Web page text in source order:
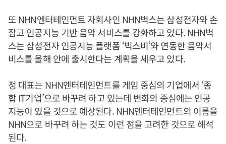
또 NHN엔터테인먼트 자회사인 NHN벅스는 삼성전자와 손
잡고 인공지능 기반 음악 서비스를 강화하고 있다. NHN벅
스는 삼성전자 인공지능 플랫폼 ‘빅스비’와 연동한 음악서
비스를 올해 안에 출시한다는 계획을 세우고 있다.
정 대표는 NHN엔터테인먼트를 게임 중심의 기업에서 ‘종
합 IT기업’으로 바꾸려 하고 있는데 변화의 중심에는 인공
지능이 있을 것으로 예상된다. NHN엔터테인먼트의 이름을
NHN으로 바꾸려 하는 것도 이런 점을 고려한 것으로 해석
된다.